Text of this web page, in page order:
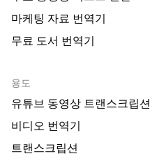
마케팅 자료 번역기
무료 도서 번역기
용도
유튜브 동영상 트랜스크립션
비디오 번역기
트랜스크립션